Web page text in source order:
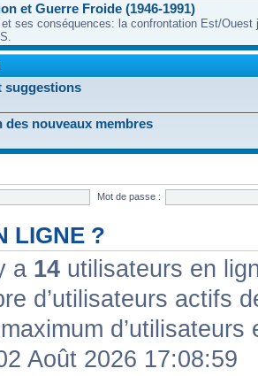
et Guerre Froide (1946-1991)
et ses conséquences: la confrontation Est/Ouest
suggestions
des nouveaux membres
Mot de passe :
LIGNE ?
a 14 utilisateurs en
d’utilisateurs actifs
Août 2026 17:08:59